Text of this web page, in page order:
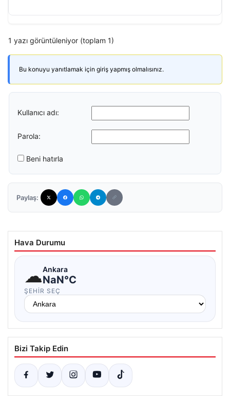
1 yazı görüntüleniyor (toplam 1)
Bu konuyu yanıtlamak için giriş yapmış olmalısınız.
Kullanıcı adı:
Parola:
Beni hatırla
Paylaş:
Hava Durumu
☁Ankara
NaN°C
ŞEHIR SEÇ
Bizi Takip Edin